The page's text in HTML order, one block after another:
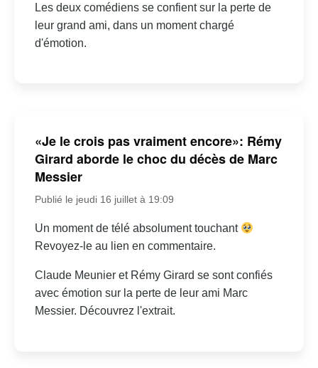
Les deux comédiens se confient sur la perte de
leur grand ami, dans un moment chargé
d'émotion.
«Je le crois pas vraiment encore»: Rémy
Girard aborde le choc du décès de Marc
Messier
Publié le jeudi 16 juillet à 19:09
Un moment de télé absolument touchant
Revoyez-le au lien en commentaire.
Claude Meunier et Rémy Girard se sont confiés
avec émotion sur la perte de leur ami Marc
Messier. Découvrez l'extrait.